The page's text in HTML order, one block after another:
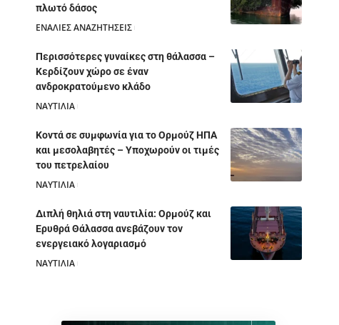
πλωτό δάσος
ΕΝΑΛΙΕΣ ΑΝΑΖΗΤΗΣΕΙΣ
Περισσότερες γυναίκες στη θάλασσα –
Κερδίζουν χώρο σε έναν
ανδροκρατούμενο κλάδο
ΝΑΥΤΙΛΙΑ
Κοντά σε συμφωνία για το Ορμούζ ΗΠΑ
και μεσολαβητές – Υποχωρούν οι τιμές
του πετρελαίου
ΝΑΥΤΙΛΙΑ
Διπλή θηλιά στη ναυτιλία: Ορμούζ και
Ερυθρά Θάλασσα ανεβάζουν τον
ενεργειακό λογαριασμό
ΝΑΥΤΙΛΙΑ